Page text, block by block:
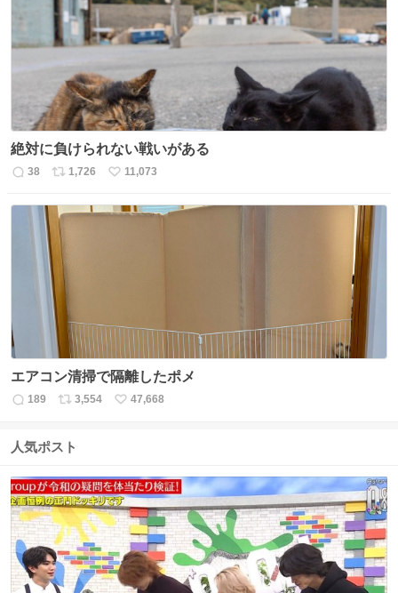
ト
数
数
絶対に負けられない戦いがある
返
38
リ
ス
ト
数
1,726
い
ね
11,073
エアコン清掃で隔離したポメ
返
数
189
リ
ス
数
3,554
い
47,668
人気ポスト